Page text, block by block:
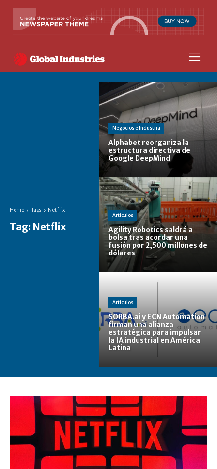
Home Tags Netflix
Tag: Netflix
Negocios e Industria
Alphabet reorganiza la
estructura directiva de
Google DeepMind
Artículos
Agility Robotics saldrá a
bolsa tras acordar una
fusión por 2,500 millones de
dólares
Artículos
SORBA.ai y ECN Automation
firman una alianza
estratégica para impulsar
la IA industrial en América
Latina